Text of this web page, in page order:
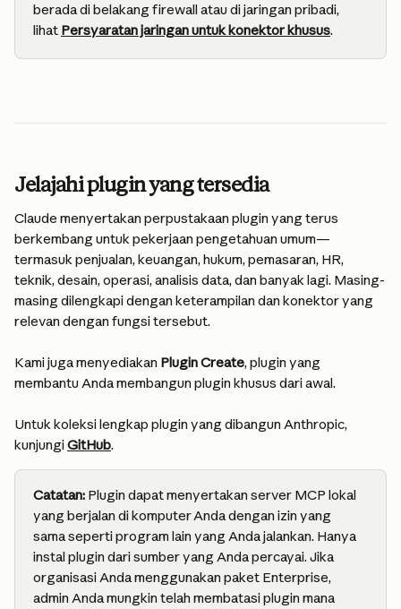
berada di belakang firewall atau di jaringan pribadi,
lihat Persyaratan jaringan untuk konektor khusus.
Jelajahi plugin yang tersedia
Claude menyertakan perpustakaan plugin yang terus
berkembang untuk pekerjaan pengetahuan umum—
termasuk penjualan, keuangan, hukum, pemasaran, HR,
teknik, desain, operasi, analisis data, dan banyak lagi. Masing-
masing dilengkapi dengan keterampilan dan konektor yang
relevan dengan fungsi tersebut.
Kami juga menyediakan Plugin Create, plugin yang
membantu Anda membangun plugin khusus dari awal.
Untuk koleksi lengkap plugin yang dibangun Anthropic,
kunjungi GitHub.
Catatan: Plugin dapat menyertakan server MCP lokal
yang berjalan di komputer Anda dengan izin yang
sama seperti program lain yang Anda jalankan. Hanya
instal plugin dari sumber yang Anda percayai. Jika
organisasi Anda menggunakan paket Enterprise,
admin Anda mungkin telah membatasi plugin mana